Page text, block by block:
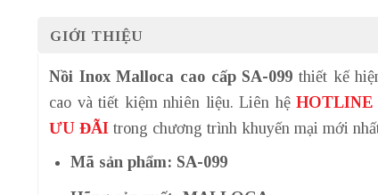
GIỚI THIỆU
Nồi Inox Malloca cao cấp SA-099 thiết kế
cao và tiết kiệm nhiên liệu. Liên hệHOTLINE
ƯU ĐÃI trong chương trình khuyến mại mới
Mã sản phẩm: SA-099